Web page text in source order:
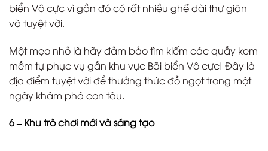
biển Vô cực vì gần đó có rất nhiều ghế dài thư giãn
và tuyệt vời.
Một mẹo nhỏ là hãy đảm bảo tìm kiếm các quầy kem
mềm tự phục vụ gần khu vực Bãi biển Vô cực! Đây là
địa điểm tuyệt vời để thưởng thức đồ ngọt trong một
ngày khám phá con tàu.
6 – Khu trò chơi mới và sáng tạo